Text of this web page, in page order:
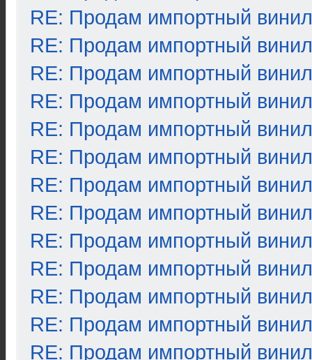
RE: Продам импортный винил
RE: Продам импортный винил
RE: Продам импортный винил
RE: Продам импортный винил
RE: Продам импортный винил
RE: Продам импортный винил
RE: Продам импортный винил
RE: Продам импортный винил
RE: Продам импортный винил
RE: Продам импортный винил
RE: Продам импортный винил
RE: Продам импортный винил
RE: Продам импортный винил